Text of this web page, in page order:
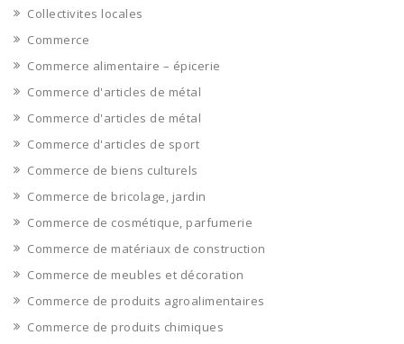
Collectivites locales
Commerce
Commerce alimentaire – épicerie
Commerce d'articles de métal
Commerce d'articles de métal
Commerce d'articles de sport
Commerce de biens culturels
Commerce de bricolage, jardin
Commerce de cosmétique, parfumerie
Commerce de matériaux de construction
Commerce de meubles et décoration
Commerce de produits agroalimentaires
Commerce de produits chimiques